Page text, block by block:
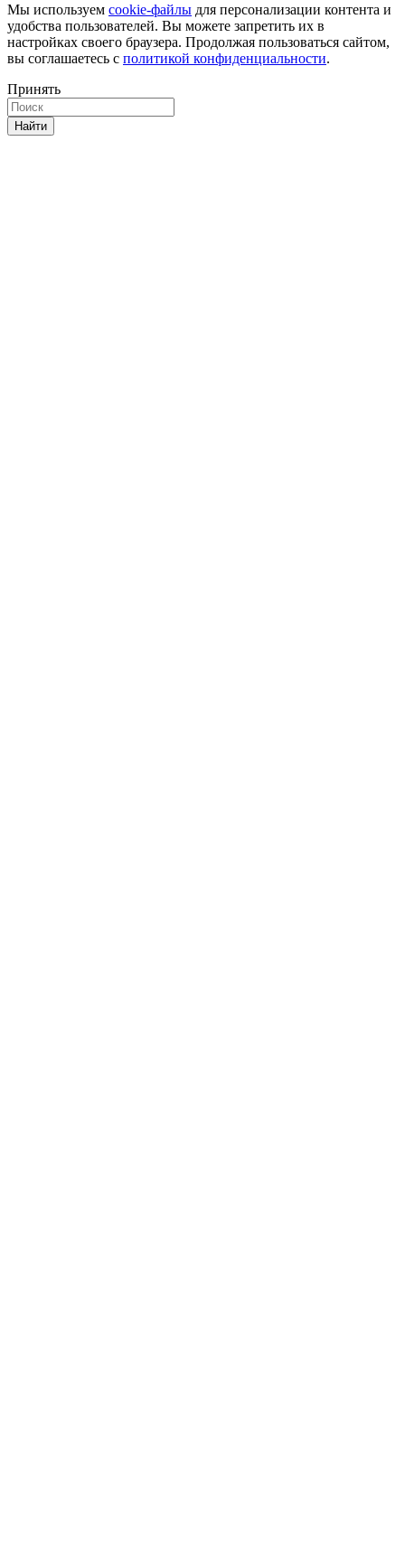
Мы используем cookie-файлы для персонализации контента и
удобства пользователей. Вы можете запретить их в
настройках своего браузера. Продолжая пользоваться сайтом,
вы соглашаетесь с политикой конфиденциальности.
Принять
Найти